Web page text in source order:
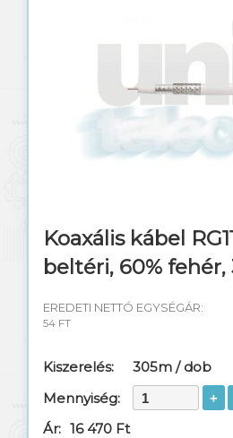
Horizontális, vertikális
Beltéri leágazók
Kültéri TAP elosztók
Erősítők, tápok
Műszerek, szerszámok
Koaxális kábel
beltéri, 60%
EREDETI NETTÓ EGYSÉGÁR:
54 FT
Kiszerelés:
305m / dob
Mennyiség:
Ár: 16 470 Ft